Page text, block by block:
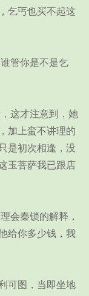
乞丐也买不起这
管你是不是乞
这才注意到，她
加上蛮不讲理的
是初次相逢，没
玉菩萨我已跟店
秦锁的解释，
给你多少钱，我
可图，当即坐地